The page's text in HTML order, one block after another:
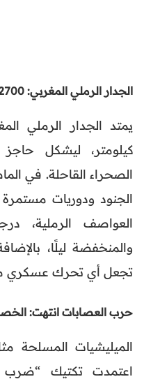
الجدار الرملي المغربي: 2700 كيلومتر من الحماية القصوى
كيلومتر، ليشكل
الصحراء القاحلة. في
الجنود ودوريات
العواصف الرملية،
والمنخفضة ليلًا،
تجعل أي تحرك عسكري
حرب العصابات انتهت:
الميليشيات المسلحة
اعتمدت تكتيك “ضرب